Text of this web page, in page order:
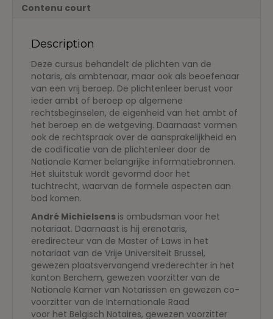
uitgave
Contenu court
Description
Deze cursus behandelt de plichten van de
notaris, als ambtenaar, maar ook als beoefenaar
van een vrij beroep. De plichtenleer berust voor
ieder ambt of beroep op algemene
rechtsbeginselen, de eigenheid van het ambt of
het beroep en de wetgeving. Daarnaast vormen
ook de rechtspraak over de aansprakelijkheid en
de codificatie van de plichtenleer door de
Nationale Kamer belangrijke informatiebronnen.
Het sluitstuk wordt gevormd door het
tuchtrecht, waarvan de formele aspecten aan
bod komen.
André Michielsens is ombudsman voor het
notariaat. Daarnaast is hij erenotaris,
eredirecteur van de Master of Laws in het
notariaat van de Vrije Universiteit Brussel,
gewezen plaatsvervangend vrederechter in het
kanton Berchem, gewezen voorzitter van de
Nationale Kamer van Notarissen en gewezen co-
voorzitter van de Internationale Raad
voor het Belgisch Notaires, gewezen voorzitter